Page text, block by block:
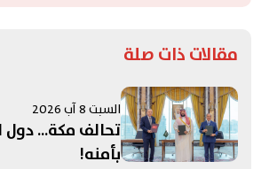
مقالات ذات صلة
السبت 8 آب 2026
تحالف مكة... دول
بأمنه!